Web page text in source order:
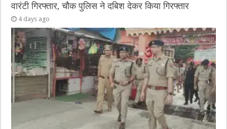
वारंटी गिरफ्तार, चौक पुलिस ने दबिश देकर किया गिरफ्तार
4 days ago